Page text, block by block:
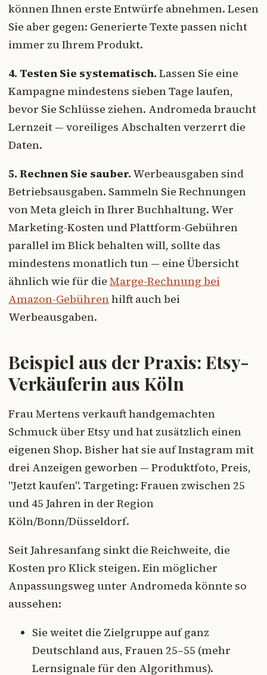
können Ihnen erste Entwürfe abnehmen. Lesen
Sie aber gegen: Generierte Texte passen nicht
immer zu Ihrem Produkt.
4. Testen Sie systematisch. Lassen Sie eine
Kampagne mindestens sieben Tage laufen,
bevor Sie Schlüsse ziehen. Andromeda braucht
Lernzeit — voreiliges Abschalten verzerrt die
Daten.
5. Rechnen Sie sauber. Werbeausgaben sind
Betriebsausgaben. Sammeln Sie Rechnungen
von Meta gleich in Ihrer Buchhaltung. Wer
Marketing-Kosten und Plattform-Gebühren
parallel im Blick behalten will, sollte das
mindestens monatlich tun — eine Übersicht
ähnlich wie für die Marge-Rechnung bei
Amazon-Gebührenhilft auch bei
Werbeausgaben.
Beispiel aus der Praxis: Etsy-
Verkäuferin aus Köln
Frau Mertens verkauft handgemachten
Schmuck über Etsy und hat zusätzlich einen
eigenen Shop. Bisher hat sie auf Instagram mit
drei Anzeigen geworben — Produktfoto, Preis,
"Jetzt kaufen". Targeting: Frauen zwischen 25
und 45 Jahren in der Region
Köln/Bonn/Düsseldorf.
Seit Jahresanfang sinkt die Reichweite, die
Kosten pro Klick steigen. Ein möglicher
Anpassungsweg unter Andromeda könnte so
aussehen:
Sie weitet die Zielgruppe auf ganz
Deutschland aus, Frauen 25–55 (mehr
Lernsignale für den Algorithmus).